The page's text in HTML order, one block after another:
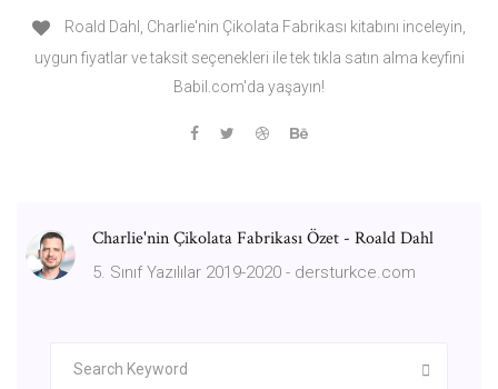
Roald Dahl, Charlie'nin Çikolata Fabrikası kitabını inceleyin,
uygun fiyatlar ve taksit seçenekleri ile tek tıkla satın alma keyfini
Babil.com'da yaşayın!
Charlie'nin Çikolata Fabrikası Özet - Roald Dahl
5. Sınıf Yazılılar 2019-2020 - dersturkce.com